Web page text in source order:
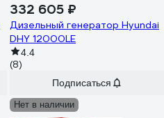
332 605 ₽
Дизельный генератор Hyundai
DHY 12000LE
4.4
(8)
Подписаться
Нет в наличии